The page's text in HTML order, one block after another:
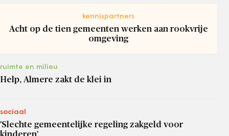
kennispartners
Acht op de tien gemeenten werken aan rookvrije
omgeving
ruimte en milieu
Help, Almere zakt de klei in
sociaal
'Slechte gemeentelijke regeling zakgeld voor
kinderen'